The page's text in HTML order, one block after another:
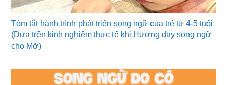
Tóm tắt hành trình phát triển song ngữ của trẻ từ 4-5 tuổi
(Dựa trên kinh nghiệm thực tế khi Hương dạy song ngữ
cho Mỡ)